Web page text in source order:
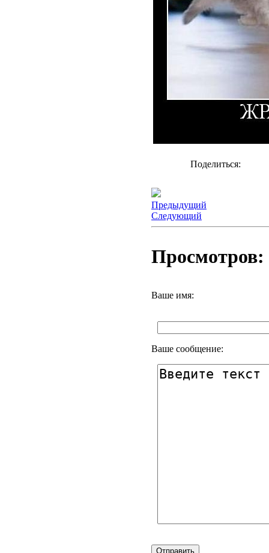
Поделиться:
Предыдущий
Следующий
Просмотров:
Ваше имя:
Ваше сообщение: